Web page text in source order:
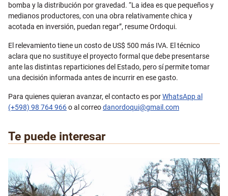
bomba y la distribución por gravedad. “La idea es que pequeños y
medianos productores, con una obra relativamente chica y
acotada en inversión, puedan regar”, resume Ordoqui.
El relevamiento tiene un costo de US$ 500 más IVA. El técnico
aclara que no sustituye el proyecto formal que debe presentarse
ante las distintas reparticiones del Estado, pero sí permite tomar
una decisión informada antes de incurrir en ese gasto.
Para quienes quieran avanzar, el contacto es porWhatsApp al
(+598) 98 764 966o al correodanordoqui@gmail.com
Te puede interesar